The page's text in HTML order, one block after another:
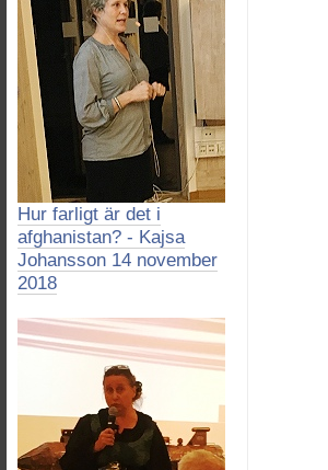
Hur farligt är det i
afghanistan? - Kajsa
Johansson 14 november
2018